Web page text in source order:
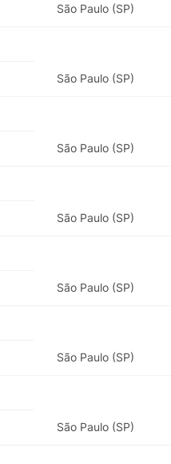
São Paulo (SP)
São Paulo (SP)
São Paulo (SP)
São Paulo (SP)
São Paulo (SP)
São Paulo (SP)
São Paulo (SP)